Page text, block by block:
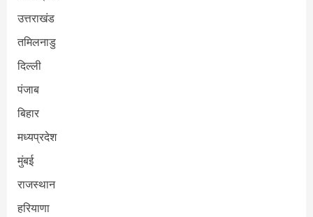
उत्तराखंड
तमिलनाडु
दिल्ली
पंजाब
बिहार
मध्यप्रदेश
मुंबई
राजस्थान
हरियाणा